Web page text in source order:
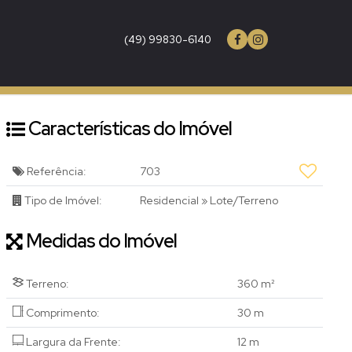
(49) 99830-6140
Características do Imóvel
Referência: 703
Tipo de Imóvel: Residencial »Lote/Terreno
Medidas do Imóvel
Terreno: 360 m²
Comprimento: 30 m
Largura da Frente: 12 m